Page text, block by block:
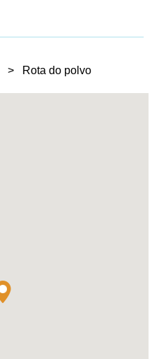
> Rota do polvo